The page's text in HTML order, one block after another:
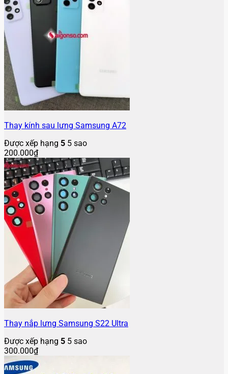
Thay kính sau lưng Samsung A72
Được xếp hạng 5 5 sao
200.000₫
Thay nắp lưng Samsung S22 Ultra
Được xếp hạng 5 5 sao
300.000₫